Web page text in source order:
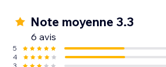
Note moyenne 3.3
6 avis
5
4